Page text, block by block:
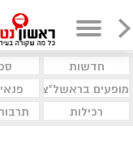
חדשות
מופעים בראשל"צ
רכילות